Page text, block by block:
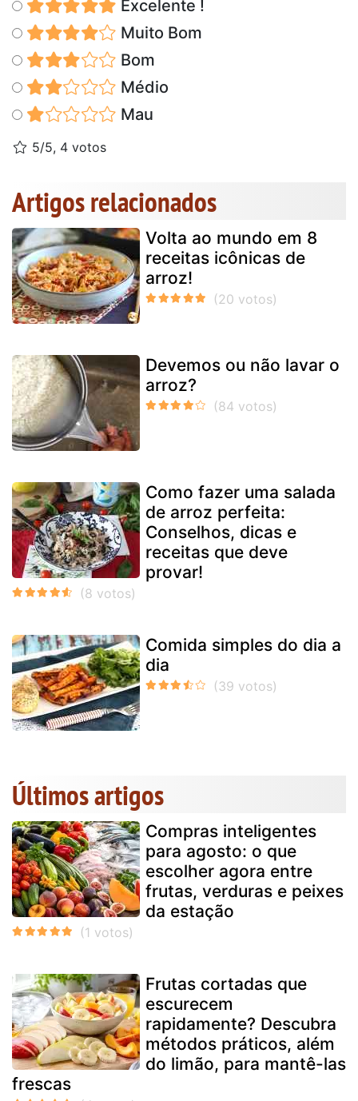
Excelente !
Muito Bom
Bom
Médio
Mau
5/5, 4 votos
Artigos relacionados
Volta ao mundo em 8
receitas icônicas de
arroz!
Devemos ou não lavar o
arroz?
Como fazer uma salada
de arroz perfeita:
Conselhos, dicas e
receitas que deve
provar!
Comida simples do dia a
dia
Últimos artigos
Compras inteligentes
para agosto: o que
escolher agora entre
frutas, verduras e peixes
da estação
Frutas cortadas que
escurecem
rapidamente? Descubra
métodos práticos, além
do limão, para mantê-las
frescas